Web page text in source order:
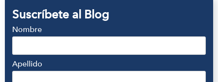
Suscríbete al Blog
Nombre
Apellido